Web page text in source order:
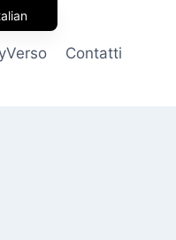
Contatti